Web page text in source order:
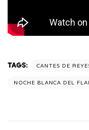
TAGS: CANTES DE
NOCHE BLANCA DEL